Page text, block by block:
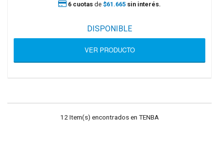
6 cuotas de $61.665 sin interés.
DISPONIBLE
VER PRODUCTO
12 Item(s) encontrados en TENBA